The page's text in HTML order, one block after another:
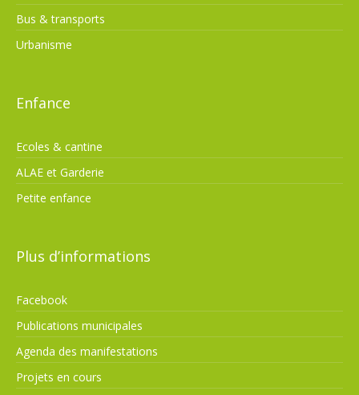
Bus & transports
Urbanisme
Enfance
Ecoles & cantine
ALAE et Garderie
Petite enfance
Plus d’informations
Facebook
Publications municipales
Agenda des manifestations
Projets en cours